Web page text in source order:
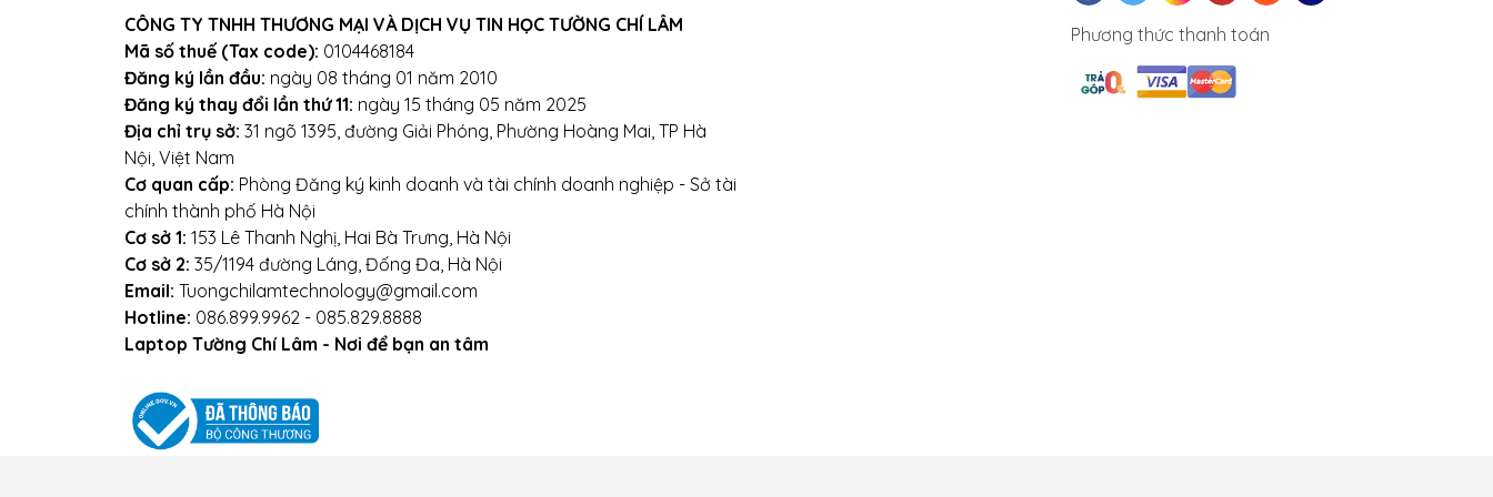
Địa chỉ: Số 153 Lê Thanh Nghị- Phường Đồng Tâm- Quận Hai Bà Trưng- Hà Nội.
Website:tuongchilam.com
CÔNG TY TNHH THƯƠNG MẠI VÀ DỊCH VỤ TIN HỌC TƯỜNG CHÍ LÂM
Mã số thuế (Tax code): 0104468184
Đăng ký lần đầu: ngày 08 tháng 01 năm 2010
Đăng ký thay đổi lần thứ 11: ngày 15 tháng 05 năm 2025
Địa chỉ trụ sở: 31 ngõ 1395, đường Giải Phóng, Phường Hoàng Mai, TP Hà
Nội, Việt Nam
Cơ quan cấp: Phòng Đăng ký kinh doanh và tài chính doanh nghiệp - Sở tài
chính thành phố Hà Nội
Cơ sở 1: 153 Lê Thanh Nghị, Hai Bà Trưng, Hà Nội
Cơ sở 2: 35/1194 đường Láng, Đống Đa, Hà Nội
Email: Tuongchilamtechnology@gmail.com
Hotline: 086.899.9962 - 085.829.8888
Laptop Tường Chí Lâm - Nơi để bạn an tâm
Phương thức thanh toán